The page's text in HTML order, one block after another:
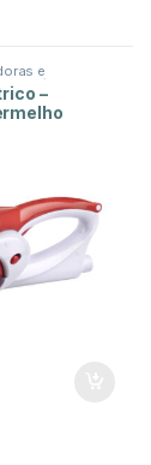
e
Domésticos
–